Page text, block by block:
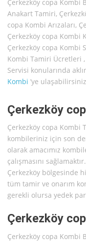
Çerkezköy copa Kombi
Anakart Tamiri,
copa Kombi Arızaları,
Çerkezköy copa Kombi
Çerkezköy copa Kombi
Kombi Tamiri Ücretleri ,
Servisi konularında
Kombi ’ye
Çerkezköy
Çerkezköy copa
kombileriniz için son
olarak amacımız
çalışmasını
Çerkezköy bölgesinde
tüm tamir ve onarım
gerekli olursa yedek
Çerkezköy
Çerkezköy copa Kombi